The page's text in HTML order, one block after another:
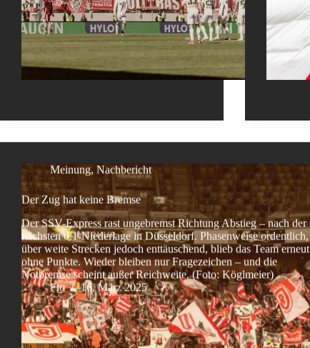
Meinung, Nachbericht
Der Zug hat keine Bremse
Der SSV-Express rast ungebremst Richtung Abstieg – nach der
nächsten 0:1-Niederlage in Düsseldorf. Phasenweise ordentlich,
über weite Strecken jedoch enttäuschend, blieb das Team erneut
ohne Punkte. Wieder bleiben nur Fragezeichen – und die
Notbremse scheint außer Reichweite. (Foto: Köglmeier)
Flo
16. März 2025